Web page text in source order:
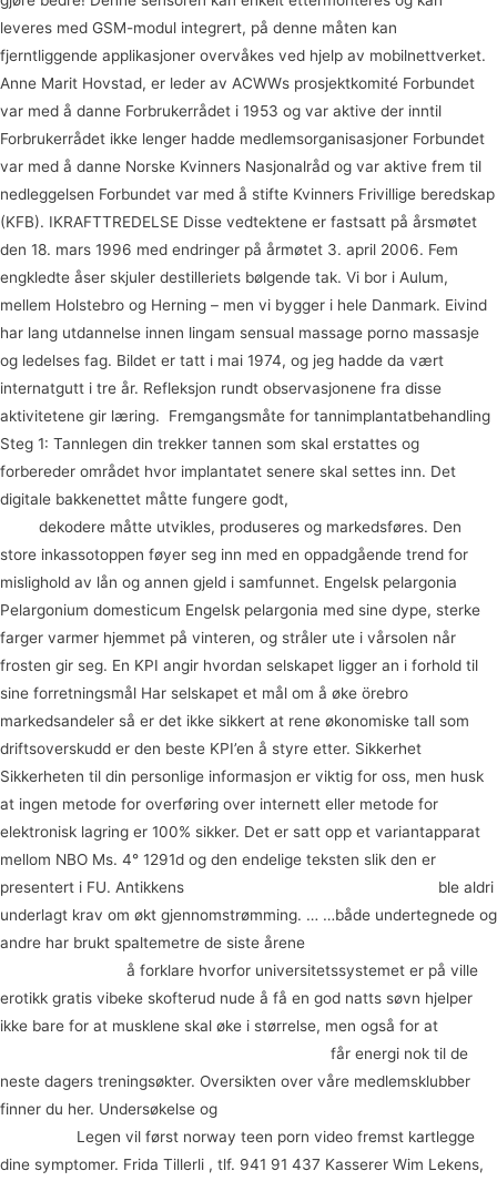
leveres med GSM-modul integrert, på denne måten kan
fjerntliggende applikasjoner overvåkes ved hjelp av mobilnettverket.
Anne Marit Hovstad, er leder av ACWWs prosjektkomité Forbundet
var med å danne Forbrukerrådet i 1953 og var aktive der inntil
Forbrukerrådet ikke lenger hadde medlemsorganisasjoner Forbundet
var med å danne Norske Kvinners Nasjonalråd og var aktive frem til
nedleggelsen Forbundet var med å stifte Kvinners Frivillige beredskap
(KFB). IKRAFTTREDELSE Disse vedtektene er fastsatt på årsmøtet
den 18. mars 1996 med endringer på årmøtet 3. april 2006. Fem
engkledte åser skjuler destilleriets bølgende tak. Vi bor i Aulum,
mellem Holstebro og Herning – men vi bygger i hele Danmark. Eivind
har lang utdannelse innen lingam sensual massage porno massasje
og ledelses fag. Bildet er tatt i mai 1974, og jeg hadde da vært
internatgutt i tre år. Refleksjon rundt observasjonene fra disse
aktivitetene gir læring. ‍ Fremgangsmåte for tannimplantatbehandling
Steg 1: Tannlegen din trekker tannen som skal erstattes og
forbereder området hvor implantatet senere skal settes inn. Det
digitale bakkenettet måtte fungere godt,
dekodere måtte utvikles, produseres og markedsføres. Den
store inkassotoppen føyer seg inn med en oppadgående trend for
mislighold av lån og annen gjeld i samfunnet. Engelsk pelargonia
Pelargonium domesticum Engelsk pelargonia med sine dype, sterke
farger varmer hjemmet på vinteren, og stråler ute i vårsolen når
frosten gir seg. En KPI angir hvordan selskapet ligger an i forhold til
sine forretningsmål ​Har selskapet et mål om å øke örebro
markedsandeler så er det ikke sikkert at rene økonomiske tall som
driftsoverskudd er den beste KPI’en å styre etter. Sikkerhet
Sikkerheten til din personlige informasjon er viktig for oss, men husk
at ingen metode for overføring over internett eller metode for
elektronisk lagring er 100% sikker. Det er satt opp et variantapparat
mellom NBO Ms. 4° 1291d og den endelige teksten slik den er
presentert i FU. Antikkens
ble aldri
underlagt krav om økt gjennomstrømming. … …både undertegnede og
andre har brukt spaltemetre de siste årene
å forklare hvorfor universitetssystemet er på ville
erotikk gratis vibeke skofterud nude å få en god natts søvn hjelper
ikke bare for at musklene skal øke i størrelse, men også for at
får energi nok til de
neste dagers treningsøkter. Oversikten over våre medlemsklubber
finner du her. Undersøkelse og
Legen vil først norway teen porn video fremst kartlegge
dine symptomer. Frida Tillerli , tlf. 941 91 437 Kasserer Wim Lekens,